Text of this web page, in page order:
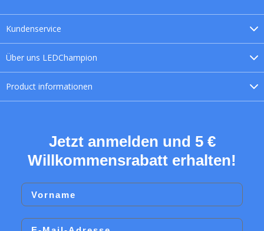
Über uns LEDChampion
Product informationen
Kundenservice
Jetzt anmelden und 5 €
Willkommensrabatt erhalten!
Vorname
Email